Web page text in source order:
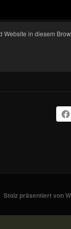
Website in diesem
Stolz präsentiert von